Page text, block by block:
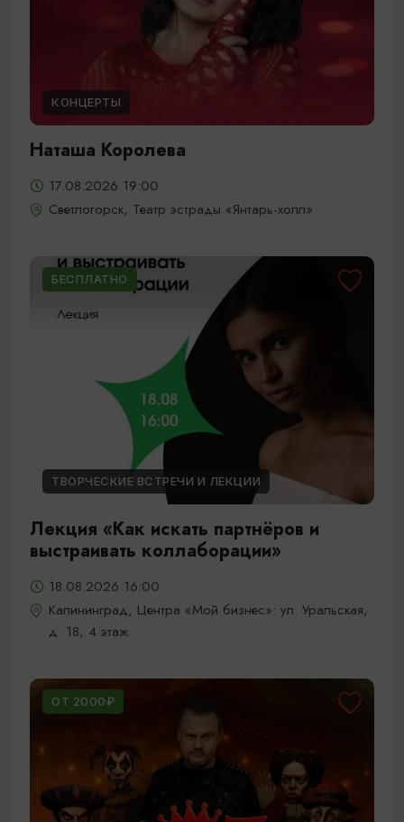
КОНЦЕРТЫ
Наташа Королева
17.08.2026 19:00
Светлогорск, Театр эстрады «Янтарь-холл»
БЕСПЛАТНО
ТВОРЧЕСКИЕ ВСТРЕЧИ И ЛЕКЦИИ
Лекция «Как искать партнёров и
выстраивать коллаборации»
18.08.2026 16:00
Калининград, Центра «Мой бизнес»: ул. Уральская,
д. 18, 4 этаж
ОТ 2000₽